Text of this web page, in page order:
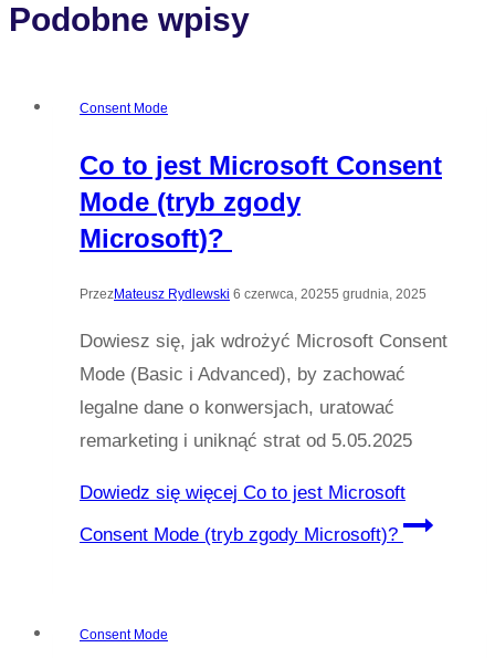
Podobne wpisy
Consent Mode
Co to jest Microsoft Consent
Mode (tryb zgody
Microsoft)?
PrzezMateusz Rydlewski 6 czerwca, 20255 grudnia, 2025
Dowiesz się, jak wdrożyć Microsoft Consent
Mode (Basic i Advanced), by zachować
legalne dane o konwersjach, uratować
remarketing i uniknąć strat od 5.05.2025
Dowiedz się więcej Co to jest Microsoft
Consent Mode (tryb zgody Microsoft)?
Consent Mode